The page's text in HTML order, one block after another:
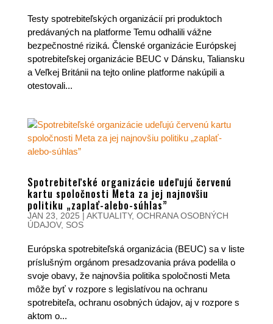
Testy spotrebiteľských organizácií pri produktoch
predávaných na platforme Temu odhalili vážne
bezpečnostné riziká. Členské organizácie Európskej
spotrebiteľskej organizácie BEUC v Dánsku, Taliansku
a Veľkej Británii na tejto online platforme nakúpili a
otestovali...
Spotrebiteľské organizácie udeľujú červenú
kartu spoločnosti Meta za jej najnovšiu
politiku „zaplať-alebo-súhlas”
JAN 23, 2025 | AKTUALITY, OCHRANA OSOBNÝCH
ÚDAJOV, SOS
Európska spotrebiteľská organizácia (BEUC) sa v liste
príslušným orgánom presadzovania práva podelila o
svoje obavy, že najnovšia politika spoločnosti Meta
môže byť v rozpore s legislatívou na ochranu
spotrebiteľa, ochranu osobných údajov, aj v rozpore s
aktom o...